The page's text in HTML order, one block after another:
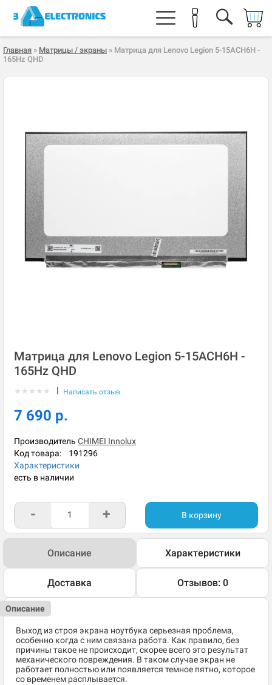
Главная » Матрицы / экраны » Матрица для Lenovo Legion 5-15ACH6H -
165Hz QHD
Матрица для Lenovo Legion 5-15ACH6H -
165Hz QHD
★ ★ ★ ★ ★ | Написать отзыв
7 690 р.
Производитель CHIMEI Innolux
Код товара: 191296
Характеристики
есть в наличии
- + В корзину
Описание Характеристики
Доставка Отзывов: 0
Описание
Выход из строя экрана ноутбука серьезная проблема,
особенно когда с ним связана работа. Как правило, без
причины такое не происходит, скорее всего это результат
механического повреждения. В таком случае экран не
работает полностью или появляется темное пятно, которое
со временем расплывается.